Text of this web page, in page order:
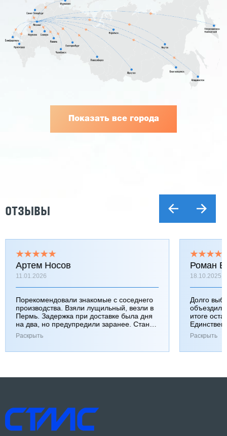
Показать все города
ОТЗЫВЫ
Артем Носов
11.01.2026
Порекомендовали знакомые с соседнего
производства. Взяли лущильный, везли в
Пермь. Задержка при доставке была дня
на два, но предупредили заранее. Станок
работает хорошо, к качеству вопросов нет.
Раскрыть
Роман
18.10.2025
Долго
итоге
Раскрыть